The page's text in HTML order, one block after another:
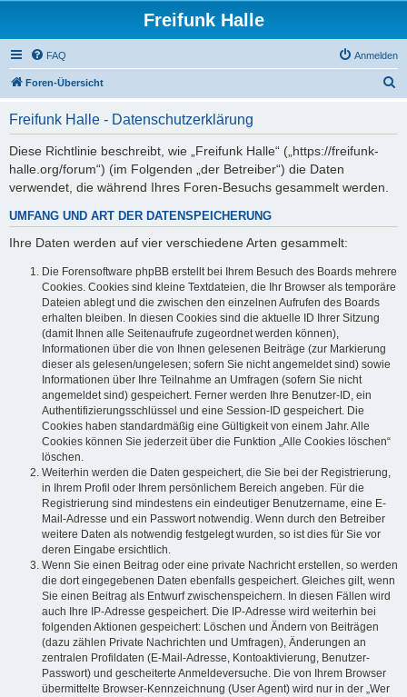
Freifunk Halle
FAQ Anmelden
Foren-Übersicht
Freifunk Halle - Datenschutzerklärung
Diese Richtlinie beschreibt, wie „Freifunk Halle“ („https://freifunk-
halle.org/forum“) (im Folgenden „der Betreiber“) die Daten
verwendet, die während Ihres Foren-Besuchs gesammelt werden.
UMFANG UND ART DER DATENSPEICHERUNG
Ihre Daten werden auf vier verschiedene Arten gesammelt:
Die Forensoftware phpBB erstellt bei Ihrem Besuch des Boards mehrere
Cookies. Cookies sind kleine Textdateien, die Ihr Browser als temporäre
Dateien ablegt und die zwischen den einzelnen Aufrufen des Boards
erhalten bleiben. In diesen Cookies sind die aktuelle ID Ihrer Sitzung
(damit Ihnen alle Seitenaufrufe zugeordnet werden können),
Informationen über die von Ihnen gelesenen Beiträge (zur Markierung
dieser als gelesen/ungelesen; sofern Sie nicht angemeldet sind) sowie
Informationen über Ihre Teilnahme an Umfragen (sofern Sie nicht
angemeldet sind) gespeichert. Ferner werden Ihre Benutzer-ID, ein
Authentifizierungsschlüssel und eine Session-ID gespeichert. Die
Cookies haben standardmäßig eine Gültigkeit von einem Jahr. Alle
Cookies können Sie jederzeit über die Funktion „Alle Cookies löschen“
löschen.
Weiterhin werden die Daten gespeichert, die Sie bei der Registrierung,
in Ihrem Profil oder Ihrem persönlichem Bereich angeben. Für die
Registrierung sind mindestens ein eindeutiger Benutzername, eine E-
Mail-Adresse und ein Passwort notwendig. Wenn durch den Betreiber
weitere Daten als notwendig festgelegt wurden, so ist dies für Sie vor
deren Eingabe ersichtlich.
Wenn Sie einen Beitrag oder eine private Nachricht erstellen, so werden
die dort eingegebenen Daten ebenfalls gespeichert. Gleiches gilt, wenn
Sie einen Beitrag als Entwurf zwischenspeichern. In diesen Fällen wird
auch Ihre IP-Adresse gespeichert. Die IP-Adresse wird weiterhin bei
folgenden Aktionen gespeichert: Löschen und Ändern von Beiträgen
(dazu zählen Private Nachrichten und Umfragen), Änderungen an
zentralen Profildaten (E-Mail-Adresse, Kontoaktivierung, Benutzer-
Passwort) und gescheiterte Anmeldeversuche. Die von Ihrem Browser
übermittelte Browser-Kennzeichnung (User Agent) wird nur in der „Wer